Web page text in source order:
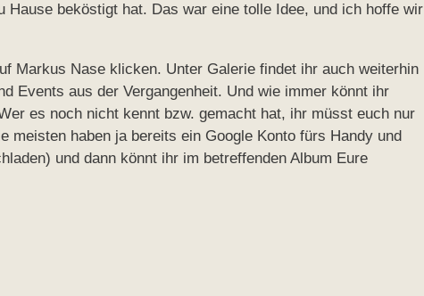
Hause beköstigt hat. Das war eine tolle Idee, und ich hoffe wir
Markus Nase klicken. Unter Galerie findet ihr auch weiterhin
Events aus der Vergangenheit. Und wie immer könnt ihr
es noch nicht kennt bzw. gemacht hat, ihr müsst euch nur
meisten haben ja bereits ein Google Konto fürs Handy und
und dann könnt ihr im betreffenden Album Eure